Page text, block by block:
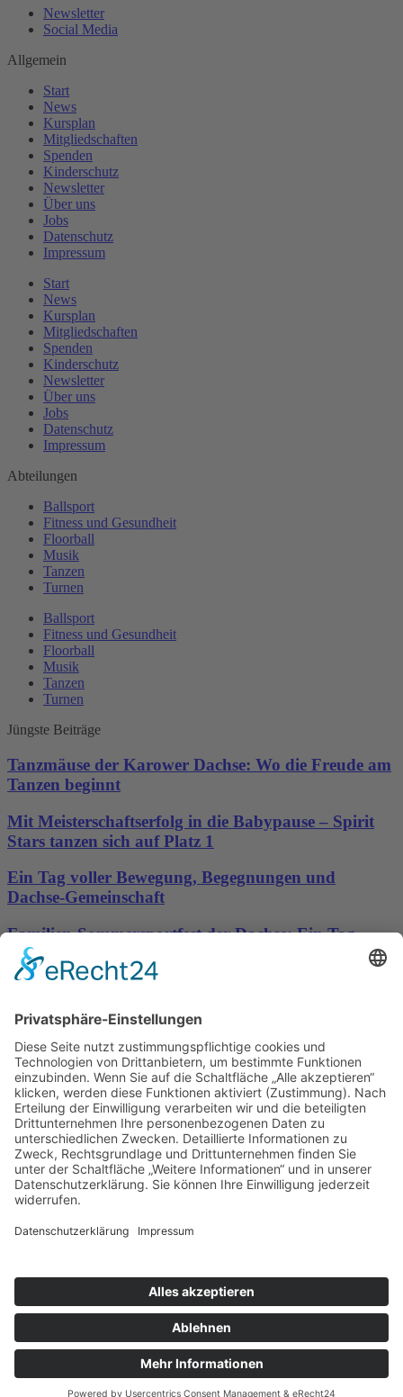
Newsletter
Social Media
Allgemein
Start
News
Kursplan
Mitgliedschaften
Spenden
Kinderschutz
Newsletter
Über uns
Jobs
Datenschutz
Impressum
Start
News
Kursplan
Mitgliedschaften
Spenden
Kinderschutz
Newsletter
Über uns
Jobs
Datenschutz
Impressum
Abteilungen
Ballsport
Fitness und Gesundheit
Floorball
Musik
Tanzen
Turnen
Ballsport
Fitness und Gesundheit
Floorball
Musik
Tanzen
Turnen
Jüngste Beiträge
Tanzmäuse der Karower Dachse: Wo die Freude am
Tanzen beginnt
Mit Meisterschaftserfolg in die Babypause – Spirit
Stars tanzen sich auf Platz 1
Ein Tag voller Bewegung, Begegnungen und
Dachse-Gemeinschaft
Familien-Sommersportfest der Dachse: Ein Tag
voller Bewegung, Spaß und Gemeinschaft
Technischer Administrator: Silvio Osowsky
Tage
Stunden
Minuten
Sekunden
Wir freuen uns auf einen tollen
sportlichen Familientag mit Allen
Mitgliedern
Gute Laune & Spaß garantiert...
Tage
Minuten
Jetzt anmelden!